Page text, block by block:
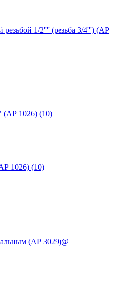
1/2'''' (резьба 3/4''') (АР
1026) (10)